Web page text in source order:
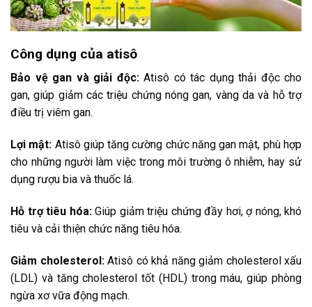
Công dụng của atisô
Bảo vệ gan và giải độc:Atisô có tác dụng thải độc cho
gan, giúp giảm các triệu chứng nóng gan, vàng da và hỗ trợ
điều trị viêm gan.
Lợi mật: Atisô giúp tăng cường chức năng gan mật, phù hợp
cho những người làm việc trong môi trường ô nhiễm, hay sử
dụng rượu bia và thuốc lá.
Hỗ trợ tiêu hóa:Giúp giảm triệu chứng đầy hơi, ợ nóng, khó
tiêu và cải thiện chức năng tiêu hóa.
Giảm cholesterol:Atisô có khả năng giảm cholesterol xấu
(LDL) và tăng cholesterol tốt (HDL) trong máu, giúp phòng
ngừa xơ vữa động mạch.